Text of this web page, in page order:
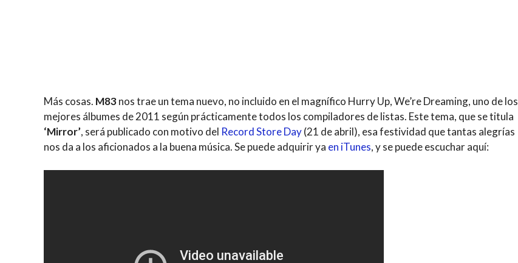
Más cosas. M83nos trae un tema nuevo, no incluido en el magnífico Hurry Up, We’re Dreaming, uno de los
mejores álbumes de 2011 según prácticamente todos los compiladores de listas. Este tema, que se titula
‘Mirror’, será publicado con motivo del Record Store Day(21 de abril), esa festividad que tantas alegrías
nos da a los aficionados a la buena música. Se puede adquirir ya en iTunes, y se puede escuchar aquí: